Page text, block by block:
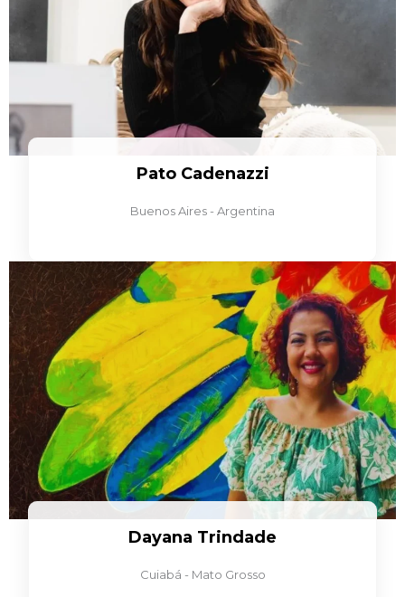
Pato Cadenazzi
Buenos Aires - Argentina
Dayana Trindade
Cuiabá - Mato Grosso